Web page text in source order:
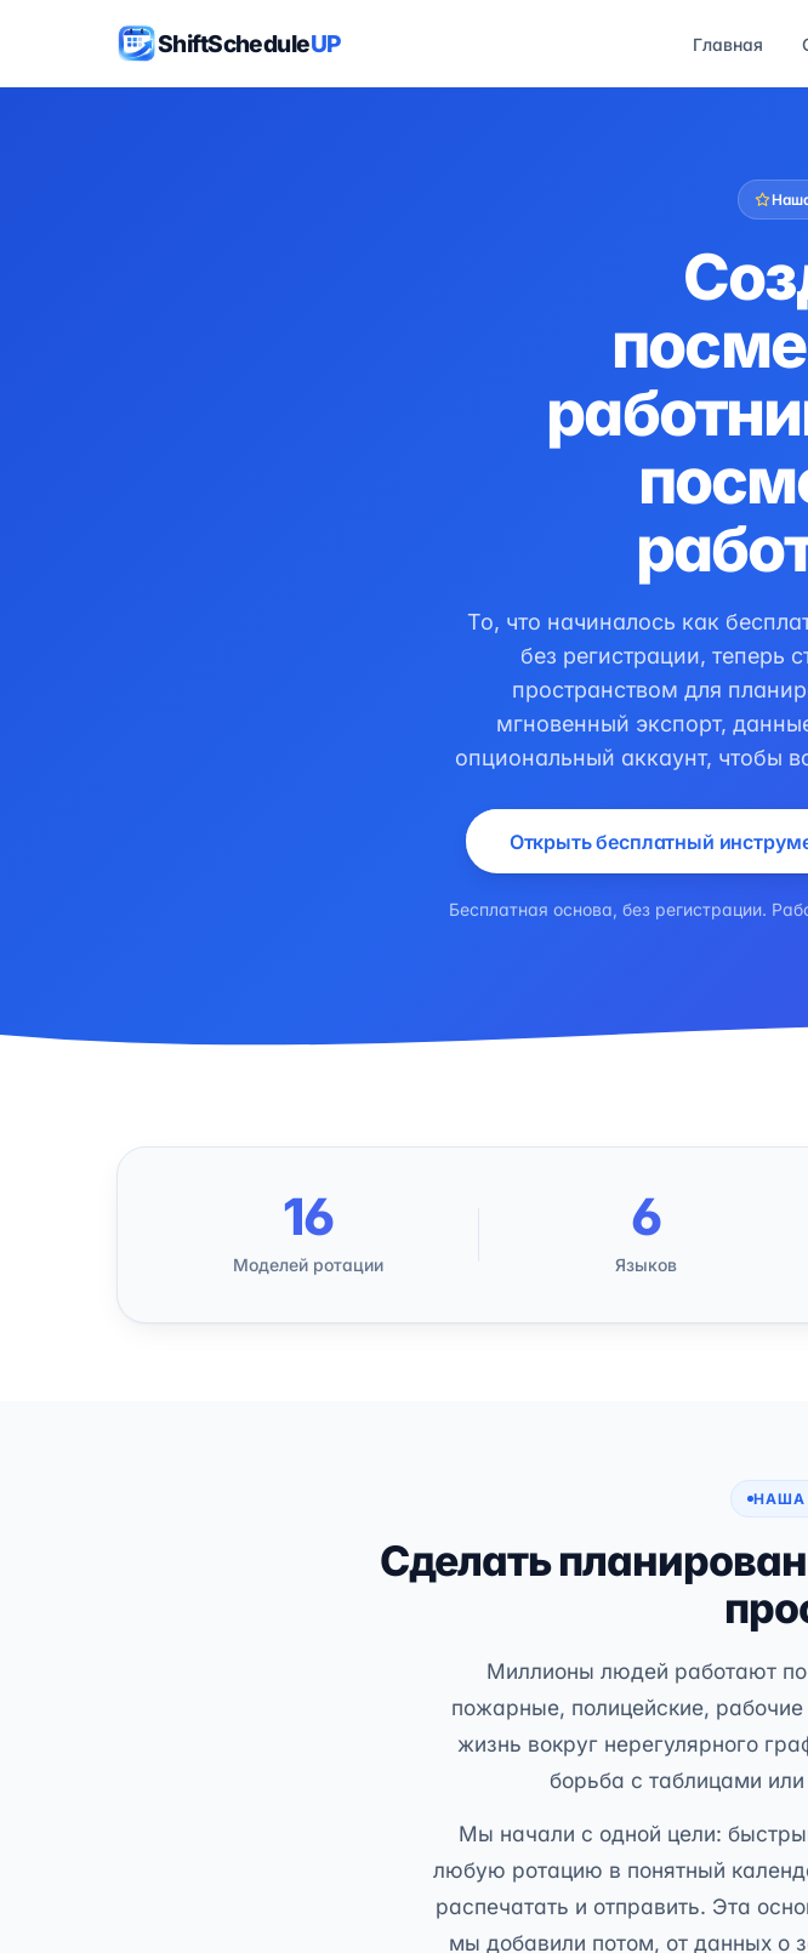
ShiftScheduleUP Главная
То, что начиналось как
без регистрации, теперь
пространством для
мгновенный экспорт,
опциональный аккаунт, чтобы
Открыть бесплатный
Бесплатная основа, без регистрации.
16
Моделей ротации
6
Языков
НАША
Сделать
Миллионы людей работают
пожарные, полицейские,
жизнь вокруг нерегулярного
борьба с таблицами
Мы начали с одной цели:
любую ротацию в понятный
распечатать и отправить. Эта
мы добавили потом, от данных о